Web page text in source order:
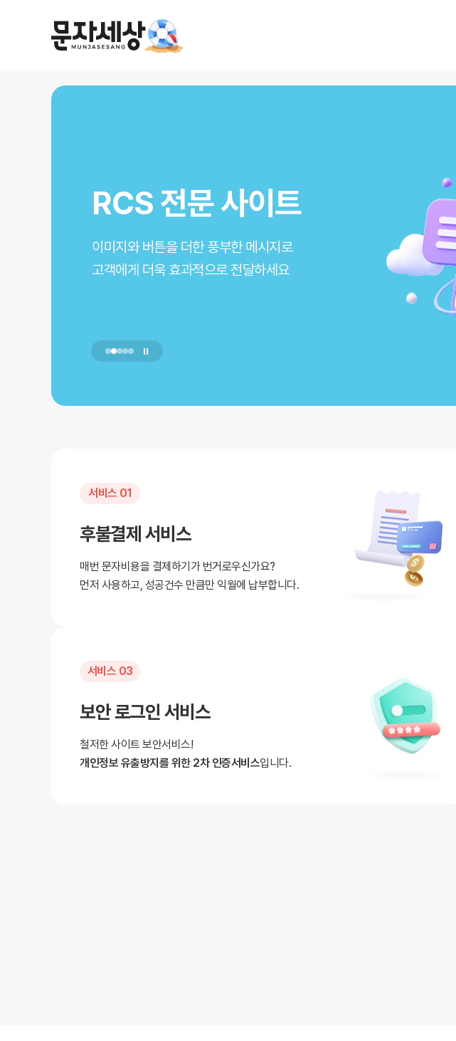
알림톡 전문
사이트
예약, 주문, 배송, 결제 안내까지
고객에게 빠르고 정확하게 전달하세요
RCS 전문사이트
이미지와 버튼을 더한 풍부한 메시지로
고객에게 더욱 효과적으로 전달하세요
기업/단체/선거/광고
전문
문자사이트
쉽고 편리하게 언제 어디서나
선거문자
전문 사이트
후보자님 당선을 위한 빠른 선택!
- 주소록 입력대행
- 신속한 회계처리
인터넷 팩스
서비스
인터넷만 되면 팩스기계가 없어도
언제 어디서나 쉽게 보낼 수 있어요!
서비스 01
후불결제 서비스
매번 문자비용을 결제하기가 번거로우신가요?
먼저 사용하고, 성공건수 만큼만 익월에 납부합니다.
서비스 03
보안 로그인 서비스
철저한 사이트 보안서비스!
개인정보 유출방지를 위한 2차 인증서비스입니다.